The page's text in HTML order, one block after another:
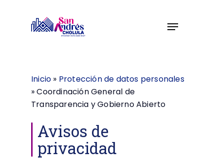
Menu
Inicio » Protección de datos personales
»Coordinación General de
Transparencia y Gobierno Abierto
Avisos de
privacidad